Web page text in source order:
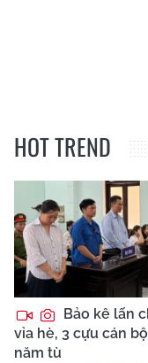
HOT TREND
Bảo kê lấn
vỉa hè, 3 cựu cán
năm tù